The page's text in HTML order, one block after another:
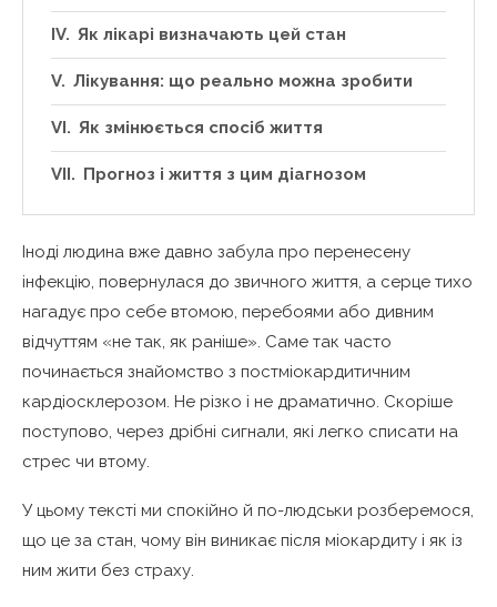
Як лікарі визначають цей стан
Лікування: що реально можна зробити
Як змінюється спосіб життя
Прогноз і життя з цим діагнозом
Іноді людина вже давно забула про перенесену
інфекцію, повернулася до звичного життя, а серце тихо
нагадує про себе втомою, перебоями або дивним
відчуттям «не так, як раніше». Саме так часто
починається знайомство з постміокардитичним
кардіосклерозом. Не різко і не драматично. Скоріше
поступово, через дрібні сигнали, які легко списати на
стрес чи втому.
У цьому тексті ми спокійно й по-людськи розберемося,
що це за стан, чому він виникає після міокардиту і як із
ним жити без страху.